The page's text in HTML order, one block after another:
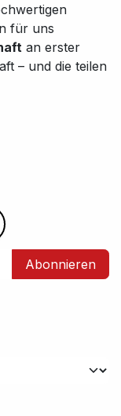
für uns
an erster
– und die teilen
Abonnieren